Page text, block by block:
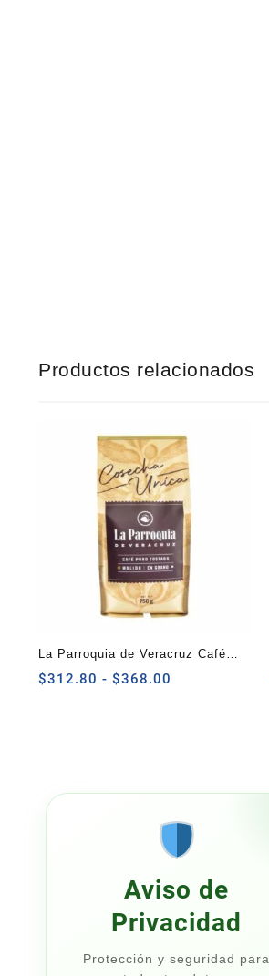
Productos relacionados
La Parroquia de Veracruz Café
Molido Tradicional 750g
$312.80 - $368.00
$368.00
Aviso de
Privacidad
Protección y seguridad para